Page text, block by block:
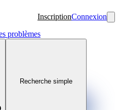
InscriptionConnexion
problèmes
Recherche simple